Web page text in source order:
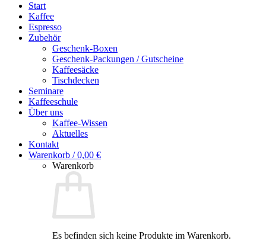
Start
Kaffee
Espresso
Zubehör
Geschenk-Boxen
Geschenk-Packungen / Gutscheine
Kaffeesäcke
Tischdecken
Seminare
Kaffeeschule
Über uns
Kaffee-Wissen
Aktuelles
Kontakt
Warenkorb /0,00 €
Warenkorb
Es befinden sich keine Produkte im Warenkorb.